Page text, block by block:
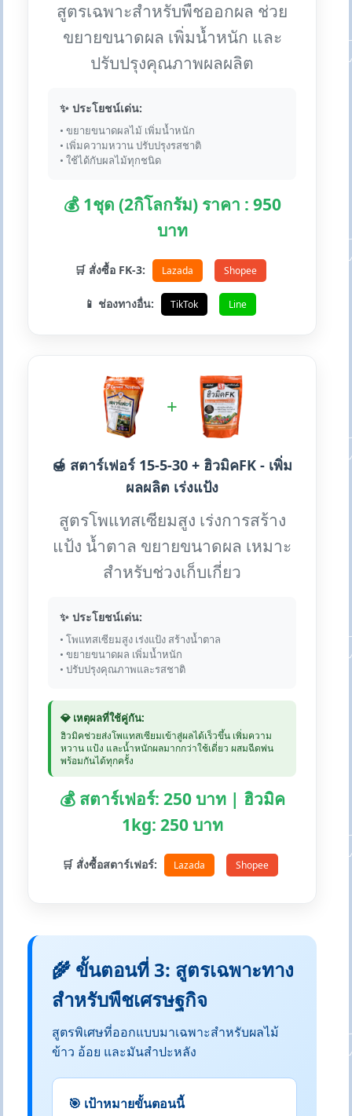
สูตรเฉพาะสำหรับพืชออกผล ช่วย
ขยายขนาดผล เพิ่มน้ำหนัก และ
ปรับปรุงคุณภาพผลผลิต
✨ ประโยชน์เด่น:
• ขยายขนาดผลไม้ เพิ่มน้ำหนัก
• เพิ่มความหวาน ปรับปรุงรสชาติ
• ใช้ได้กับผลไม้ทุกชนิด
💰 1ชุด (2กิโลกรัม) ราคา : 950
บาท
🛒 สั่งซื้อ FK-3: Lazada Shopee
📱 ช่องทางอื่น: TikTok Line
+
🍯 สตาร์เฟอร์ 15-5-30 + ฮิวมิคFK - เพิ่ม
ผลผลิต เร่งแป้ง
สูตรโพแทสเซียมสูง เร่งการสร้าง
แป้ง น้ำตาล ขยายขนาดผล เหมาะ
สำหรับช่วงเก็บเกี่ยว
✨ ประโยชน์เด่น:
• โพแทสเซียมสูง เร่งแป้ง สร้างน้ำตาล
• ขยายขนาดผล เพิ่มน้ำหนัก
• ปรับปรุงคุณภาพและรสชาติ
💎 เหตุผลที่ใช้คู่กัน:
ฮิวมิคช่วยส่งโพแทสเซียมเข้าสู่ผลได้เร็วขึ้น เพิ่มความ
หวาน แป้ง และน้ำหนักผลมากกว่าใช้เดี่ยว ผสมฉีดพ่น
พร้อมกันได้ทุกครั้ง
💰 สตาร์เฟอร์: 250 บาท | ฮิวมิค
1kg: 250 บาท
🛒 สั่งซื้อสตาร์เฟอร์: Lazada Shopee
🌾 ขั้นตอนที่ 3: สูตรเฉพาะทาง
สำหรับพืชเศรษฐกิจ
สูตรพิเศษที่ออกแบบมาเฉพาะสำหรับผลไม้
ข้าว อ้อย และมันสำปะหลัง
🎯 เป้าหมายขั้นตอนนี้